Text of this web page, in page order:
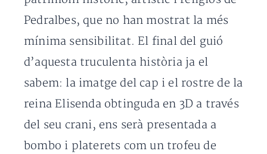
Pedralbes, que no han mostrat la més
mínima sensibilitat. El final del guió
d’aquesta truculenta història ja el
sabem: la imatge del cap i el rostre de la
reina Elisenda obtinguda en 3D a través
del seu crani, ens serà presentada a
bombo i platerets com un trofeu de